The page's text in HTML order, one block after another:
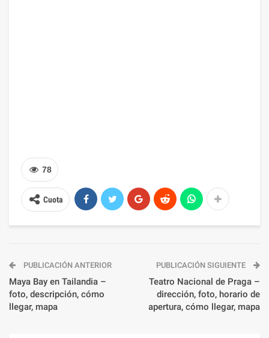
78
Cuota
PUBLICACIÓN ANTERIOR
Maya Bay en Tailandia –
foto, descripción, cómo
llegar, mapa
PUBLICACIÓN SIGUIENTE
Teatro Nacional de Praga –
dirección, foto, horario de
apertura, cómo llegar, mapa